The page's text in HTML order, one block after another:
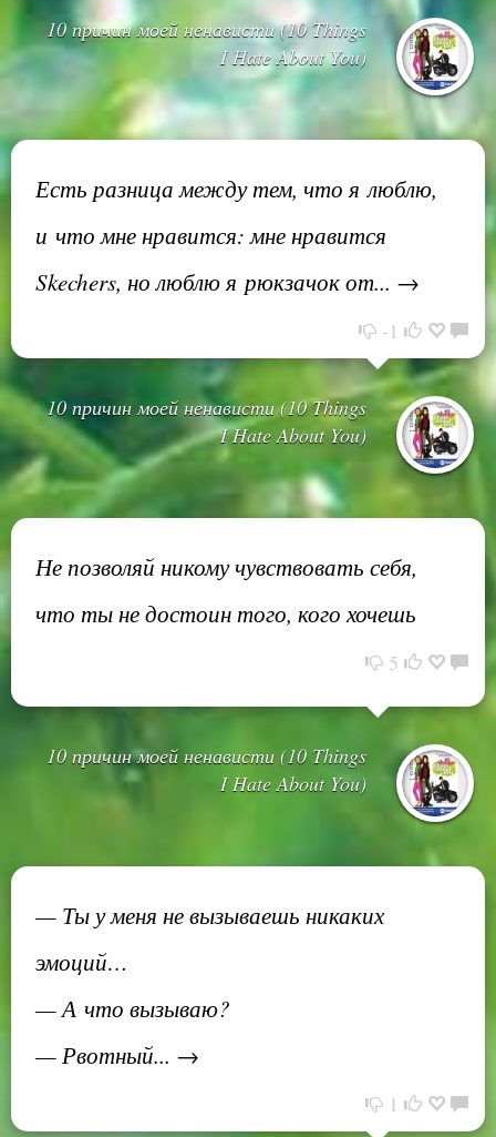
10 причин моей ненависти (10 Things
I Hate About You)
Есть разница между тем, что я люблю,
и что мне нравится: мне нравится
Skechers, но люблю я рюкзачок от... →
-1
10 причин моей ненависти (10 Things
I Hate About You)
Не позволяй никому чувствовать себя,
что ты не достоин того, кого хочешь
5
10 причин моей ненависти (10 Things
I Hate About You)
— Ты у меня не вызываешь никаких
эмоций…
— А что вызываю?
— Рвотный... →
1